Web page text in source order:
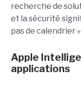
recherche de
et la sécurité
pas de calendrier »
Apple
applications